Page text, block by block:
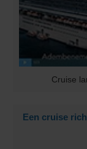
Cruise
Een cruise